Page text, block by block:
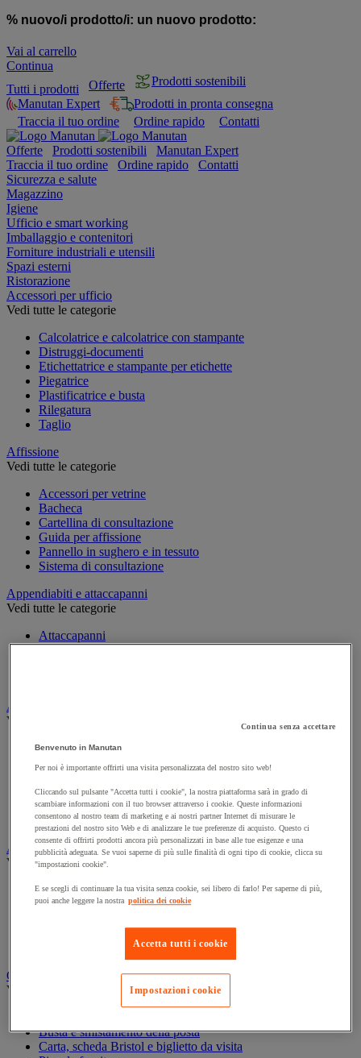
% nuovo/i prodotto/i: un nuovo prodotto:
Vai al carrello
Continua
Tutti i prodotti
Offerte
Prodotti sostenibili
Manutan Expert
Prodotti in pronta consegna
Traccia il tuo ordine
Ordine rapido Contatti
Offerte Prodotti sostenibili
Manutan Expert
Traccia il tuo ordine
Ordine rapido
Contatti
Sicurezza e salute
Magazzino
Igiene
Ufficio e smart working
Imballaggio e contenitori
Forniture industriali e utensili
Spazi esterni
Ristorazione
Accessori per ufficio
Vedi tutte le categorie
Calcolatrice e calcolatrice con stampante
Distruggi-documenti
Etichettatrice e stampante per etichette
Piegatrice
Plastificatrice e busta
Rilegatura
Taglio
Affissione
Vedi tutte le categorie
Accessori per vetrine
Bacheca
Cartellina di consultazione
Guida per affissione
Pannello in sughero e in tessuto
Sistema di consultazione
Appendiabiti e attaccapanni
Vedi tutte le categorie
Attaccapanni
Attaccapanni a muro
Armadio e archiviazione
Vedi tutte le categorie
Archiviazione orizzontale
Archiviazione per cartelle sospese
Armadio per ufficio
Carrello da ufficio
Libreria
Audiovisivi
Vedi tutte le categorie
Attrezzature audio e Hi-Fi
Connessione audio e video
Insonorizzazione e registrazione professionali
Strumenti per proiezione e videoproiezione
Cancelleria e forniture per ufficio
Vedi tutte le categorie
Busta e smistamento della posta
Carta, scheda Bristol e biglietto da visita
Continua senza accettare
Benvenuto in Manutan
Per noi è importante offrirti una visita personalizzata del nostro sito web!
Cliccando sul pulsante "Accetta tutti i cookie", la nostra piattaforma sarà in grado di
scambiare informazioni con il tuo browser attraverso i cookie. Queste informazioni
consentono al nostro team di marketing e ai nostri partner Internet di misurare le
prestazioni del nostro sito Web e di analizzare le tue preferenze di acquisto. Questo ci
consente di offrirti prodotti ancora più personalizzati in base alle tue esigenze e una
pubblicità adeguata. Se vuoi saperne di più sulle finalità di ogni tipo di cookie, clicca su
"impostazioni cookie".
E se scegli di continuare la tua visita senza cookie, sei libero di farlo! Per saperne di più,
puoi anche leggere la nostra politica dei cookie
Accetta tutti i cookie
Impostazioni cookie